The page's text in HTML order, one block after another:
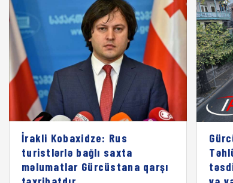
İrakli Kobaxidze: Rus
turistlərlə bağlı saxta
məlumatlar Gürcüstana qarşı